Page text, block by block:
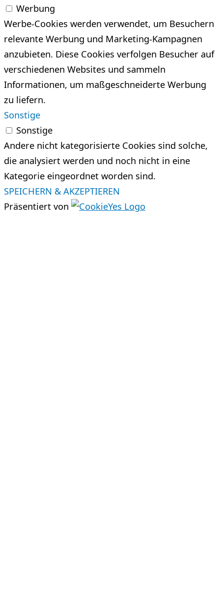
Werbung
Werbe-Cookies werden verwendet, um Besuchern
relevante Werbung und Marketing-Kampagnen
anzubieten. Diese Cookies verfolgen Besucher auf
verschiedenen Websites und sammeln
Informationen, um maßgeschneiderte Werbung
zu liefern.
Sonstige
Sonstige
Andere nicht kategorisierte Cookies sind solche,
die analysiert werden und noch nicht in eine
Kategorie eingeordnet worden sind.
SPEICHERN & AKZEPTIEREN
Präsentiert von